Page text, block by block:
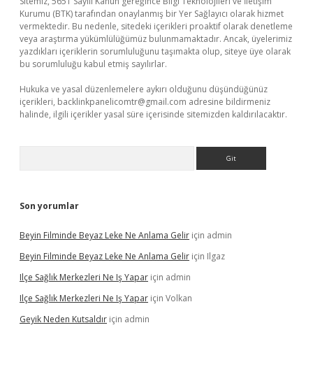
Kurumu (BTK) tarafından onaylanmış bir Yer Sağlayıcı olarak hizmet
vermektedir. Bu nedenle, sitedeki içerikleri proaktif olarak denetleme
veya araştırma yükümlülüğümüz bulunmamaktadır. Ancak, üyelerimiz
yazdıkları içeriklerin sorumluluğunu taşımakta olup, siteye üye olarak
bu sorumluluğu kabul etmiş sayılırlar.
Hukuka ve yasal düzenlemelere aykırı olduğunu düşündüğünüz
içerikleri, backlinkpanelicomtr@gmail.com adresine bildirmeniz
halinde, ilgili içerikler yasal süre içerisinde sitemizden kaldırılacaktır.
Son yorumlar
Beyin Filminde Beyaz Leke Ne Anlama Gelir için admin
Beyin Filminde Beyaz Leke Ne Anlama Gelir için Ilgaz
Ilçe Sağlık Merkezleri Ne Iş Yapar için admin
Ilçe Sağlık Merkezleri Ne Iş Yapar için Volkan
Geyik Neden Kutsaldır için admin